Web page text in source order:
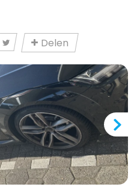
Delen